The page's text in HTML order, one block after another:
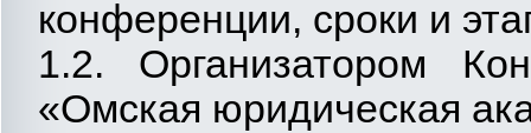
конференции, сроки и
1.2. Организатором
«Омская юридическая